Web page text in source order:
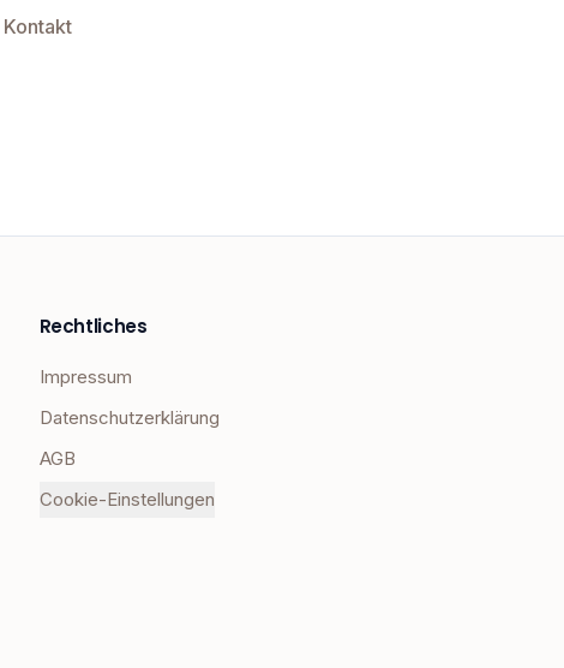
Kontakt
Rechtliches
Impressum
Datenschutzerklärung
AGB
Cookie-Einstellungen